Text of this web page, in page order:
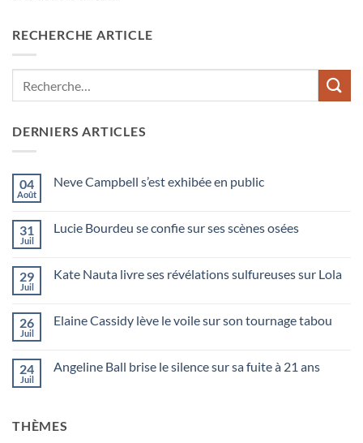
RECHERCHE ARTICLE
DERNIERS ARTICLES
04
Août
Neve Campbell s’est exhibée en public
31
Juil
Lucie Bourdeu se confie sur ses scènes osées
29
Juil
Kate Nauta livre ses révélations sulfureuses sur Lola
26
Juil
Elaine Cassidy lève le voile sur son tournage tabou
24
Juil
Angeline Ball brise le silence sur sa fuite à 21 ans
THÈMES